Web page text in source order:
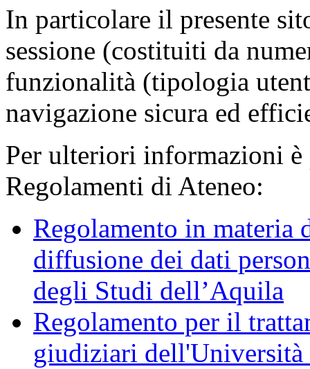
In particolare il presente
sessione (costituiti da
funzionalità (tipologia
navigazione sicura ed
Per ulteriori informazioni è
Regolamenti di Ateneo:
Regolamento in materia
diffusione dei dati
degli Studi dell’Aquila
Regolamento per il
giudiziari